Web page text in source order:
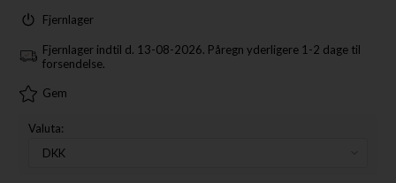
Fjernlager
Fjernlager indtil d. 13-08-2026. Påregn yderligere 1-2 dage til
forsendelse.
Gem
Valuta: